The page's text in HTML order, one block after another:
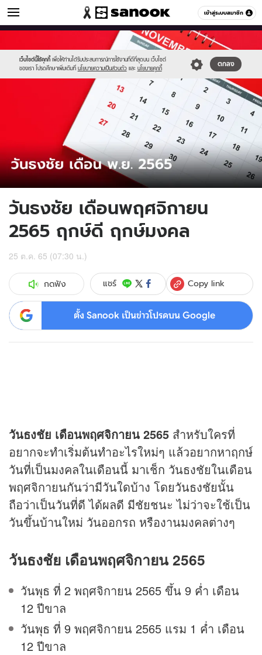
เข้าสู่ระบบสมาชิก
ดูดวง หมวดอื่นๆ
เว็บไซต์นี้ใช้คุกกี้ เพื่อให้ท่านได้รับประสบการณ์การใช้งานที่ดีที่สุดบน เว็บไซต์
ของเรา โปรดศึกษาเพิ่มเติมที่ นโยบายความเป็นส่วนตัว และ นโยบายคุกกี้
ตกลง
//s.isanook.com/sr/0/images/logo-
new-
sanook.png
//s.isanook.com/ho/0/ud/47/239489/tagline-
template(7).jpg
วันธงชัย เดือนพฤศจิกายน
2565 ฤกษ์ดี ฤกษ์มงคล
25 ต.ค. 65 (07:30 น.)
กดฟัง แชร์ Copy link
ตั้ง Sanook เป็นข่าวโปรดบน Google
วันธงชัย เดือนพฤศจิกายน 2565 สำหรับใครที่
อยากจะทำเริ่มต้นทำอะไรใหม่ๆ แล้วอยากหาฤกษ์
วันที่เป็นมงคลในเดือนนี้ มาเช็ก วันธงชัยในเดือน
พฤศจิกายนกันว่ามีวันใดบ้าง โดยวันธงชัยนั้น
ถือว่าเป็นวันที่ดี ได้ผลดี มีชัยชนะ ไม่ว่าจะใช้เป็น
วันขึ้นบ้านใหม่ วันออกรถ หรืองานมงคลต่างๆ
วันธงชัย เดือนพฤศจิกายน 2565
วันพุธ ที่ 2 พฤศจิกายน 2565 ขึ้น 9 ค่ำ เดือน
12 ปีขาล
วันพุธ ที่ 9 พฤศจิกายน 2565 แรม 1 ค่ำ เดือน
12 ปีขาล